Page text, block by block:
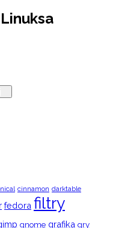
cinnamon darktable
fedora filtry
gnome grafika gry